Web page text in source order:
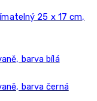
25 x 17 cm,
barva bílá
barva černá